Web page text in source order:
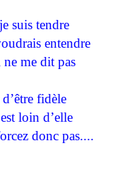
suis tendre
entendre
me dit pas
fidèle
loin d’elle
donc pas....